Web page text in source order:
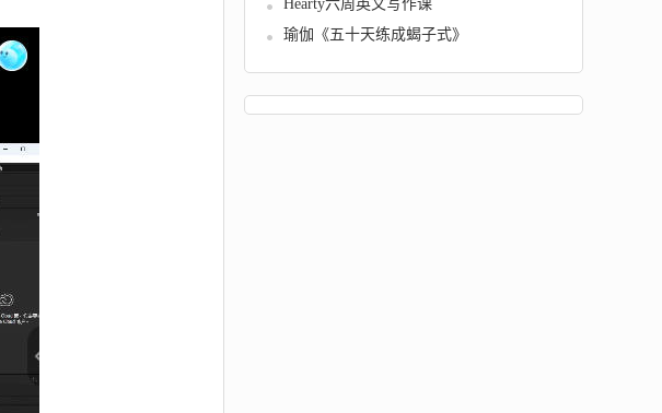
Hearty六周英文写作课
瑜伽《五十天练成蝎子式》